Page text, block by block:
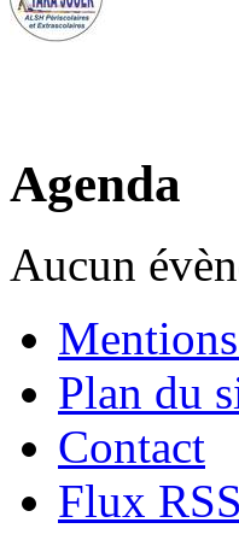
Agenda
Aucun
Plan du
Contact
Flux RSS